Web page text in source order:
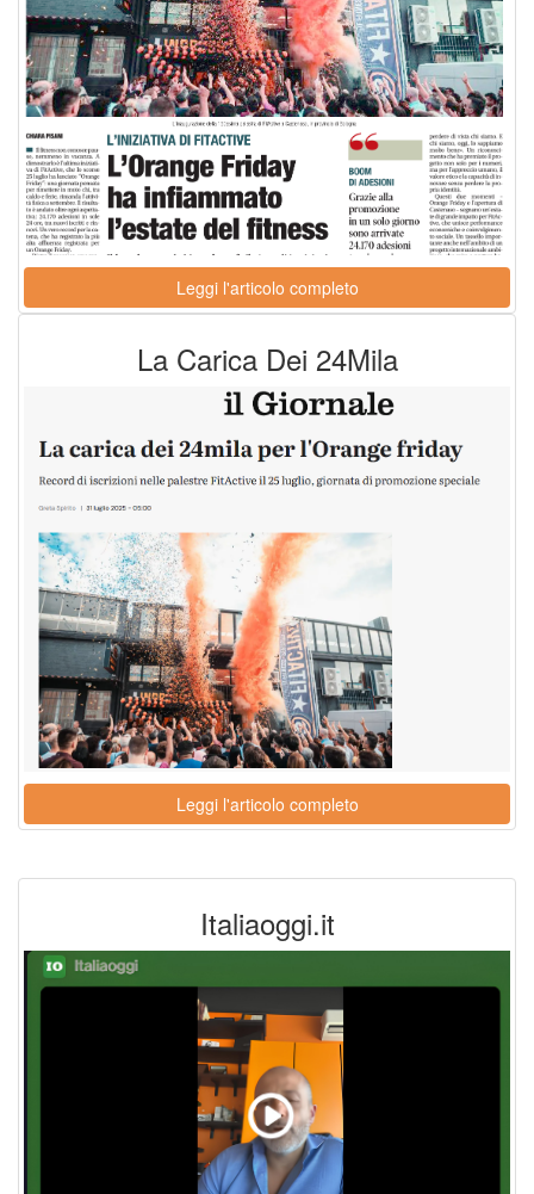
Leggi l'articolo completo
La Carica Dei 24Mila
Leggi l'articolo completo
Italiaoggi.it